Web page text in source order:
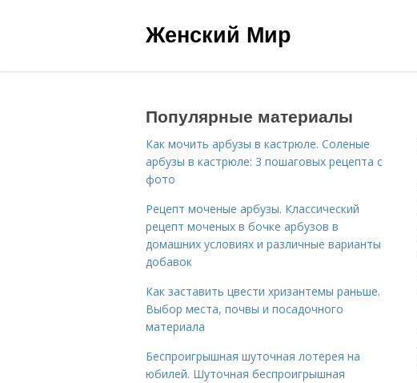
Женский Мир
Популярные материалы
Как мочить арбузы в кастрюле. Соленые
арбузы в кастрюле: 3 пошаговых рецепта с
фото
Рецепт моченые арбузы. Классический
рецепт моченых в бочке арбузов в
домашних условиях и различные варианты
добавок
Как заставить цвести хризантемы раньше.
Выбор места, почвы и посадочного
материала
Беспроигрышная шуточная лотерея на
юбилей. Шуточная беспроигрышная